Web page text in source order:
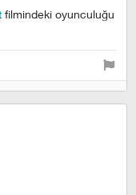
filmindeki oyunculuğu